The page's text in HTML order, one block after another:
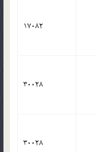
17082
30028
30028